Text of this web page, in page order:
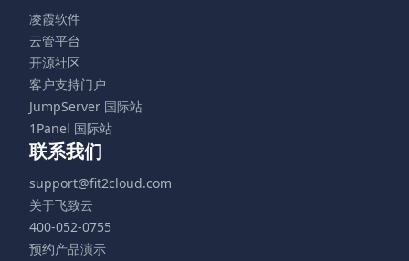
凌霞软件
云管平台
开源社区
客户支持门户
JumpServer 国际站
1Panel 国际站
联系我们
support@fit2cloud.com
关于飞致云
400-052-0755
预约产品演示